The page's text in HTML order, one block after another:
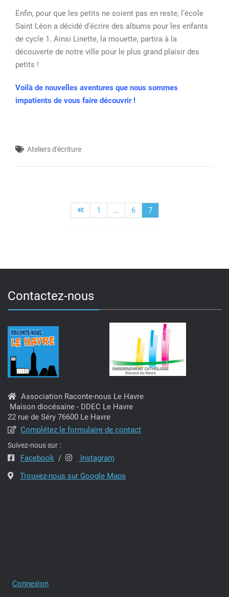
Enfin, pour que les petits ne soient pas en reste, l’école
Saint Léon a décidé d’écrire des albums pour les enfants
de cycle 1. Ainsi Linette, la mouette, partira à la
découverte de notre ville pour le plus grand plaisir des
petits !
Voilà de nouvelles aventures que nous sommes
impatients de vous faire découvrir !
Ateliers d'écriture
Pagination
1 … 6 7
Contactez-nous
Association Raconte-nous Le Havre
Maison diocésaine - DDEC Le Havre
22 rue de Séry 76600 Le Havre
Complétez le formulaire de contact
Suivez-nous sur :
Facebook /
Instagram
Trouvez-nous sur Google Maps
Connexion